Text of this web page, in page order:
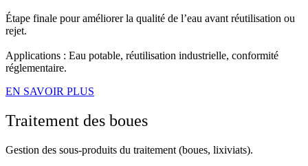
Étape finale pour améliorer la qualité de l’eau avant réutilisation ou
rejet.
Applications : Eau potable, réutilisation industrielle, conformité
réglementaire.
EN SAVOIR PLUS
Traitement des boues
Gestion des sous-produits du traitement (boues, lixiviats).